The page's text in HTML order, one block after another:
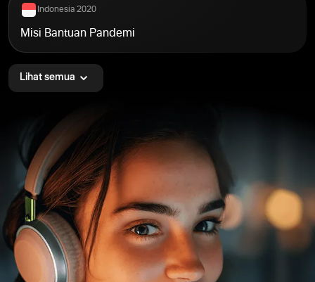
Indonesia 2020
Misi Bantuan Pandemi
Lihat semua